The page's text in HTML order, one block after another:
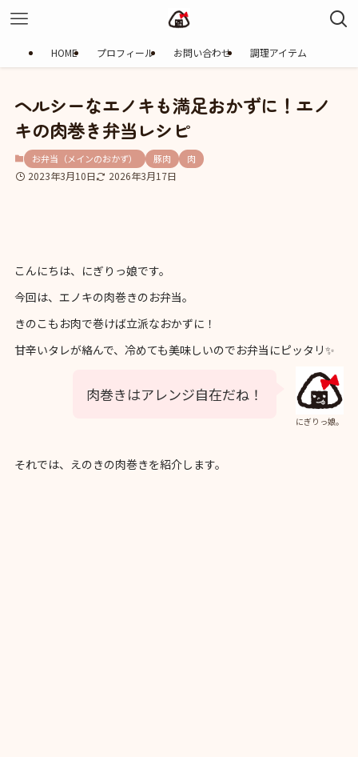
HOME プロフィール お問い合わせ 調理アイテム
ヘルシーなエノキも満足おかずに！エノ
キの肉巻き弁当レシピ
お弁当（メインのおかず） 豚肉 肉
2023年3月10日 2026年3月17日
こんにちは、にぎりっ娘です。
今回は、エノキの肉巻きのお弁当。
きのこもお肉で巻けば立派なおかずに！
甘辛いタレが絡んで、冷めても美味しいのでお弁当にピッタリ✨
にぎりっ娘。
肉巻きはアレンジ自在だね！
それでは、えのきの肉巻きを紹介します。